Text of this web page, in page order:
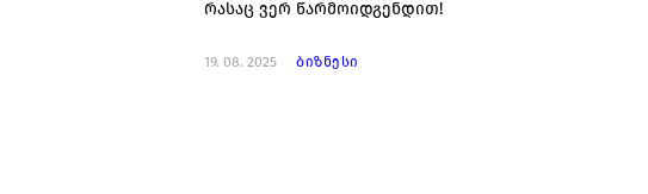
რასაც ვერ წარმოიდგენდით!
19. 08. 2025 ბიზნესი